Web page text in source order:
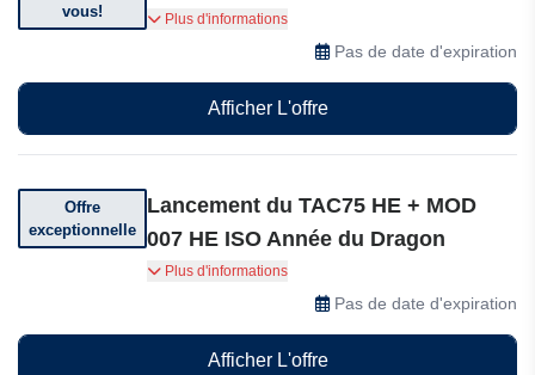
vous!
Abonnez-vous et économisez : Inscrivez-vous à
notre newsletter pour bénéficier de 5% de
réduction sur votre premier achat et de
promotions exclusives.
Plus d'informations
Pas de date d'expiration
Afficher L'offre
Offre
exceptionnelle
Lancement du TAC75 HE + MOD
007 HE ISO Année du Dragon
Découvrez des performances de niveau
supérieur avec le tout nouveau clavier TAC75
HE. Célébrez également l'année du Dragon
avec le clavier MOD 007 HE ISO édition
spéciale!
Plus d'informations
Pas de date d'expiration
Afficher L'offre